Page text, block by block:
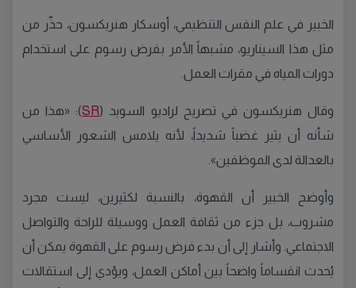
الخبير في علم النفس التنظيمي، أوسكار هنريكسون، حذّر من
مثل هذا السيناريو، مشبهاً الأمر بفرض رسوم على استخدام
دورات المياه في مقرات العمل.
وقال هنريكسون في تصريح لراديو السويد (SR): «هذا من
شأنه أن يثير غضباً شديداً، لأنه يلامس الشعور الأساسي
بالعدالة لدى الموظفين».
وأوضح الخبير أن القهوة، بالنسبة لكثيرين، ليست مجرد
مشروب، بل جزء من ثقافة العمل ووسيلة للراحة والتواصل
الاجتماعي. وأشار إلى أن بدء فرض رسوم على القهوة يمكن أن
يُحدث انقساماً واضحاً بين أماكن العمل، ويؤدي إلى استقالات